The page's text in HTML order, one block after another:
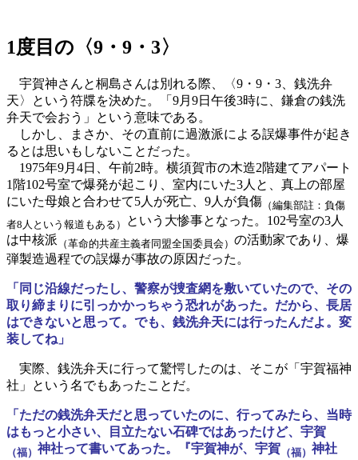
1度目の〈9・9・3〉
宇賀神さんと桐島さんは別れる際、〈9・9・3、銭洗弁
天〉という符牒を決めた。「9月9日午後3時に、鎌倉の銭洗
弁天で会おう」という意味である。
しかし、まさか、その直前に過激派による誤爆事件が起き
るとは思いもしないことだった。
1975年9月4日、午前2時。横須賀市の木造2階建てアパート
1階102号室で爆発が起こり、室内にいた3人と、真上の部屋
にいた母娘と合わせて5人が死亡、9人が負傷 （編集部註：負傷
者8人という報道もある）
という大惨事となった。102号室の3人
は中核派 （革命的共産主義者同盟全国委員会） の活動家であり、爆
弾製造過程での誤爆が事故の原因だった。
「同じ沿線だったし、警察が捜査網を敷いていたので、その
取り締まりに引っかかっちゃう恐れがあった。だから、長居
はできないと思って。でも、銭洗弁天には行ったんだよ。変
装してね」
実際、銭洗弁天に行って驚愕したのは、そこが「宇賀福神
社」という名でもあったことだ。
「ただの銭洗弁天だと思っていたのに、行ってみたら、当時
はもっと小さい、目立たない石碑ではあったけど、宇賀
（福） 神社って書いてあった。『宇賀神が、宇賀 （福） 神社